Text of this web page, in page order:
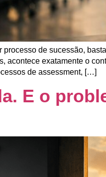
de sucessão,
acontece exatamente o
de assessment, […]
E o